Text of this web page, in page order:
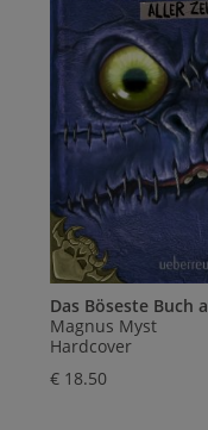
Magnus Myst
Hardcover
€ 18.50